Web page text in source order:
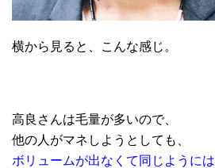
横から見ると、こんな感じ。
高良さんは毛量が多いので、
他の人がマネしようとしても、
ボリュームが出なくて同じようには